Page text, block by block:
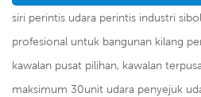
siri perintis udara perintis industri
profesional untuk bangunan kilang
kawalan pusat pilihan, kawalan
maksimum 30unit udara penyejuk